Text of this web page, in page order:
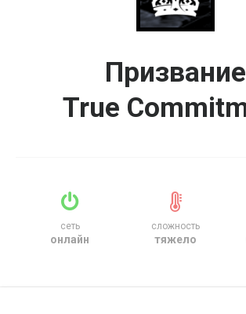
Призвание
True
сеть
онлайн
сложность
тяжело